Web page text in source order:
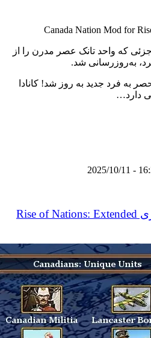
Canada Nation Mod for
که واحد تانک عصر مدرن را از
به‌روزرسانی شد.
به فرد جدید به روز شد! کانادا
16:33 -
آموزش نصب ماد های بازی Rise of Nations: Extended